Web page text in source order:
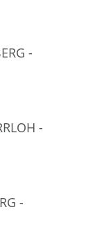
-
-
-